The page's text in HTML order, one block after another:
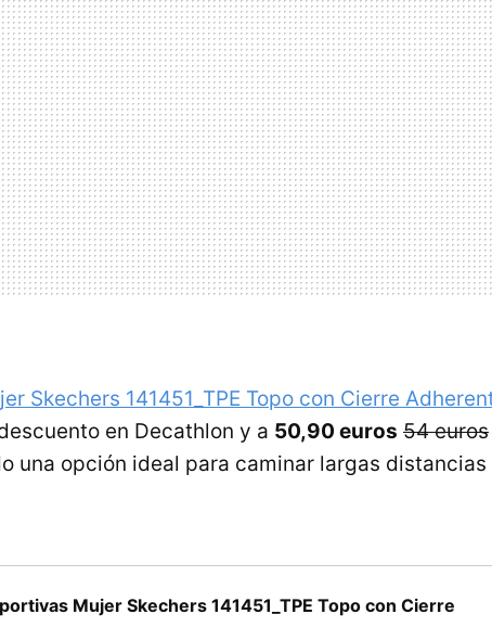
Skechers 141451_TPE Topo con Cierre
en Decathlon y a 50,90 euros 54 euros
una opción ideal para caminar largas distancias
Mujer Skechers 141451_TPE Topo con Cierre